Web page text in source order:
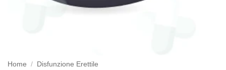
Home / Disfunzione Erettile